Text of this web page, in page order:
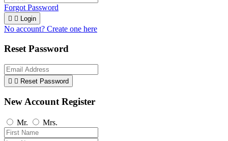
Forgot Password
  Login
No account? Create one here
Reset Password
  Reset Password
New Account Register
Mr. Mrs.